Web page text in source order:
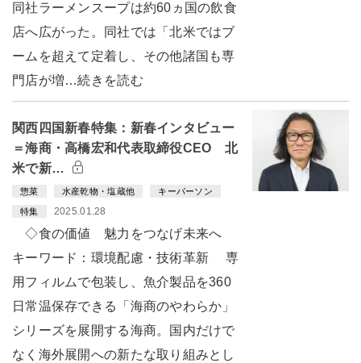
同社ラーメンスープは約60ヵ国の飲食
店へ広がった。同社では「北米ではブ
ームを超えて定着し、その他諸国も専
門店が増…続きを読む
関西四国新春特集：新春インタビュー
＝海商・高橋宏和代表取締役CEO 北
米で新…
惣菜 水産乾物・塩蔵他 キーパーソン
特集 2025.01.28
◇食の価値 魅力をつなげ未来へ
キーワード：環境配慮・技術革新 専
用フィルムで包装し、魚介製品を360
日常温保存できる「海商のやわらか」
シリーズを展開する海商。国内だけで
なく海外展開への新たな取り組みとし